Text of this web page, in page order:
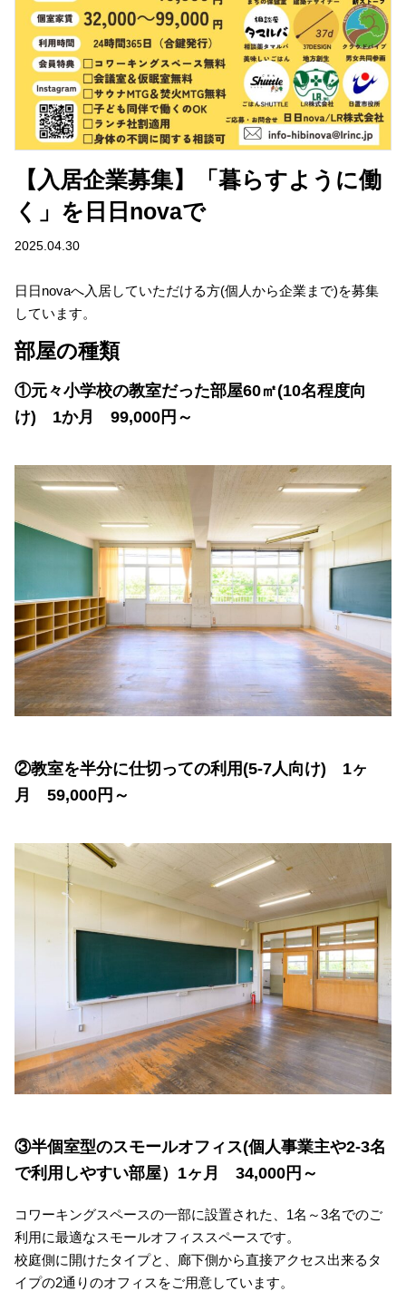
【入居企業募集】「暮らすように働
く」を日日novaで
2025.04.30
日日novaへ入居していただける方(個人から企業まで)を募集
しています。
部屋の種類
①元々小学校の教室だった部屋60㎡(10名程度向
け) 1か月 99,000円～
②教室を半分に仕切っての利用(5-7人向け) 1ヶ
月 59,000円～
③半個室型のスモールオフィス(個人事業主や2-3名
で利用しやすい部屋）1ヶ月 34,000円～
コワーキングスペースの一部に設置された、1名～3名でのご
利用に最適なスモールオフィススペースです。
校庭側に開けたタイプと、廊下側から直接アクセス出来るタ
イプの2通りのオフィスをご用意しています。